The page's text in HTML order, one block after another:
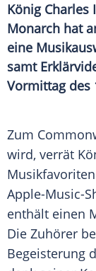
König Charles
Monarch hat
eine
samt
Vormittag des
Zum
wird, verrät
Apple-Music-
enthält einen
Die Zuhörer
Begeisterung